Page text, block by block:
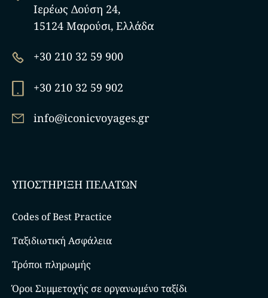
Ιερέως Δούση 24,
15124 Μαρούσι, Ελλάδα
+30 210 32 59 900
+30 210 32 59 902
info@iconicvoyages.gr
ΥΠΟΣΤΗΡΙΞΗ ΠΕΛΑΤΩΝ
Codes of Best Practice
Ταξιδιωτική Ασφάλεια
Τρόποι πληρωμής
Όροι Συμμετοχής σε οργανωμένο ταξίδι